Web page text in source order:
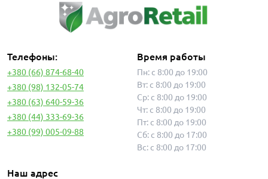
Телефоны:
+380 (66) 874-68-40
+380 (98) 132-05-74
+380 (63) 640-59-36
+380 (44) 333-69-36
+380 (99) 005-09-88
Время работы
Пн: с 8:00 до 19:00
Вт: с 8:00 до 19:00
Ср: с 8:00 до 19:00
Чт: с 8:00 до 19:00
Пт: с 8:00 до 19:00
Сб: с 8:00 до 17:00
Вс: с 8:00 до 17:00
Наш адрес